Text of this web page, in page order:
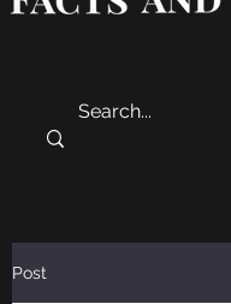
Post